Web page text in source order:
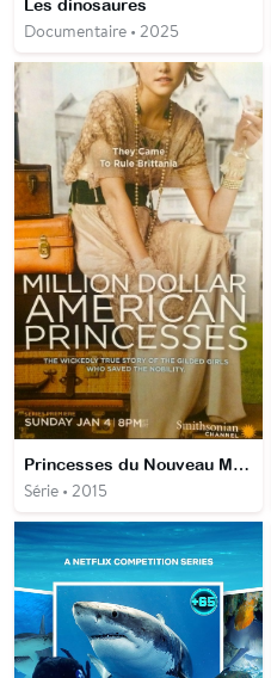
Les dinosaures
Documentaire • 2025
Princesses du Nouveau Monde
Série • 2015